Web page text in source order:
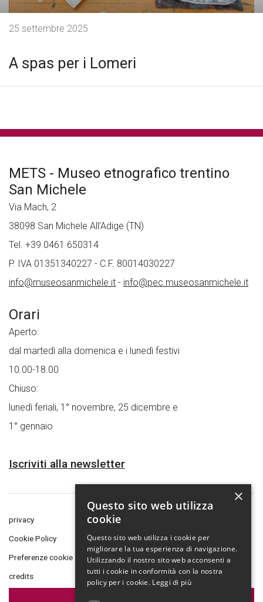
A spas per i Lomeri
25 settembre 2025
METS - Museo etnografico trentino
San Michele
Via Mach, 2
38098 San Michele All’Adige (TN)
Tel. +39 0461 650314
P. IVA 01351340227 - C.F. 80014030227
info@museosanmichele.it - info@pec.museosanmichele.it
Orari
Aperto:
dal martedì alla domenica e i lunedì festivi
10.00-18.00
Chiuso:
lunedì feriali, 1° novembre, 25 dicembre e
1° gennaio
Iscriviti alla newsletter
privacy
Cookie Policy
Preferenze cookie
credits
Amministrazione Trasparente
×
Questo sito web utilizza
cookie
Questo sito web utilizza i cookie per
migliorare la tua esperienza di navigazione.
Utilizzando il nostro sito web acconsenti a
tutti i cookie in conformità con la nostra
policy per i cookie. Leggi di più